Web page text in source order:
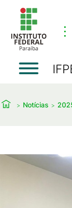
⋮
Notícias